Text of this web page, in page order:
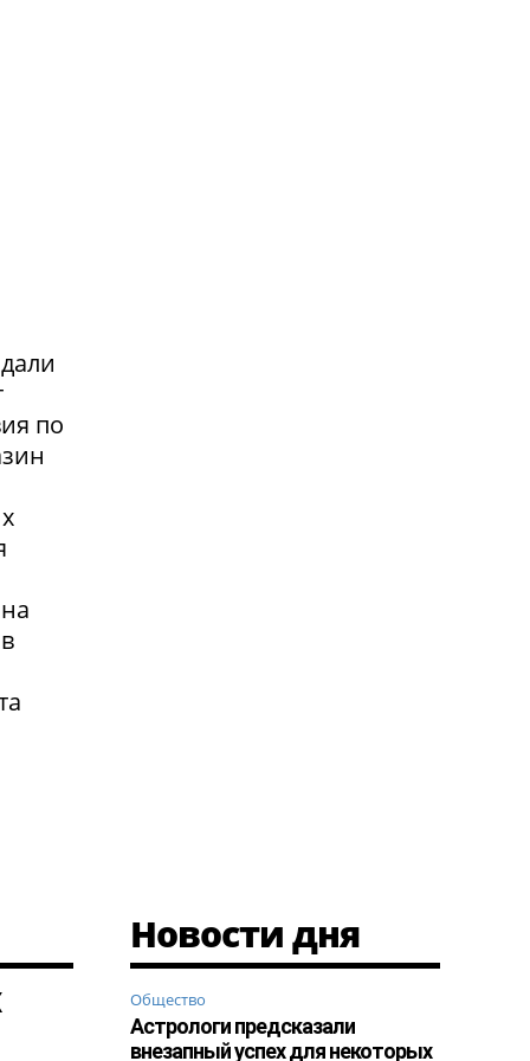
по
Новости дня
Общество
Астрологи предсказали
внезапный успех для некоторых